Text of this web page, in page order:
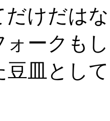
だけだは
ォークも
豆皿とし